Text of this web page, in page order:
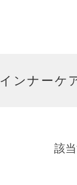
インナーケ
該